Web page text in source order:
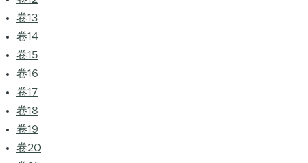
卷13
卷14
卷15
卷16
卷17
卷18
卷19
卷20